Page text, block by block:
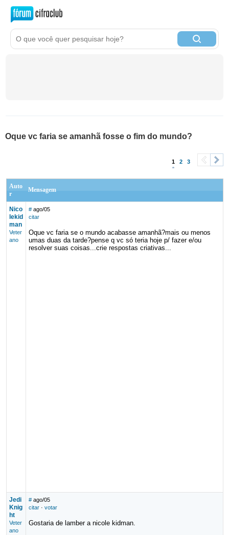
Oque vc faria se amanhã fosse o fim do mundo?
1 2 3
Auto
r
Mensagem
Nico
lekid
man
Veter
ano
# ago/05
citar
Oque vc faria se o mundo acabasse amanhã?mais ou menos
umas duas da tarde?pense q vc só teria hoje p/ fazer e/ou
resolver suas coisas...crie respostas criativas...
Jedi
Knig
ht
Veter
ano
# ago/05
citar· votar
Gostaria de lamber a nicole kidman.